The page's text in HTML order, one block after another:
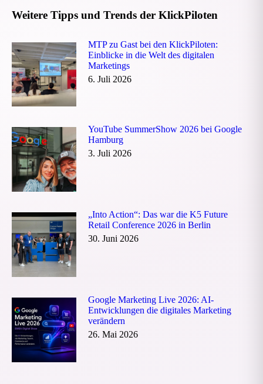
Weitere Tipps und Trends der KlickPiloten
MTP zu Gast bei den KlickPiloten:
Einblicke in die Welt des digitalen
Marketings
6. Juli 2026
YouTube SummerShow 2026 bei Google
Hamburg
3. Juli 2026
„Into Action“: Das war die K5 Future
Retail Conference 2026 in Berlin
30. Juni 2026
Google Marketing Live 2026: AI-
Entwicklungen die digitales Marketing
verändern
26. Mai 2026